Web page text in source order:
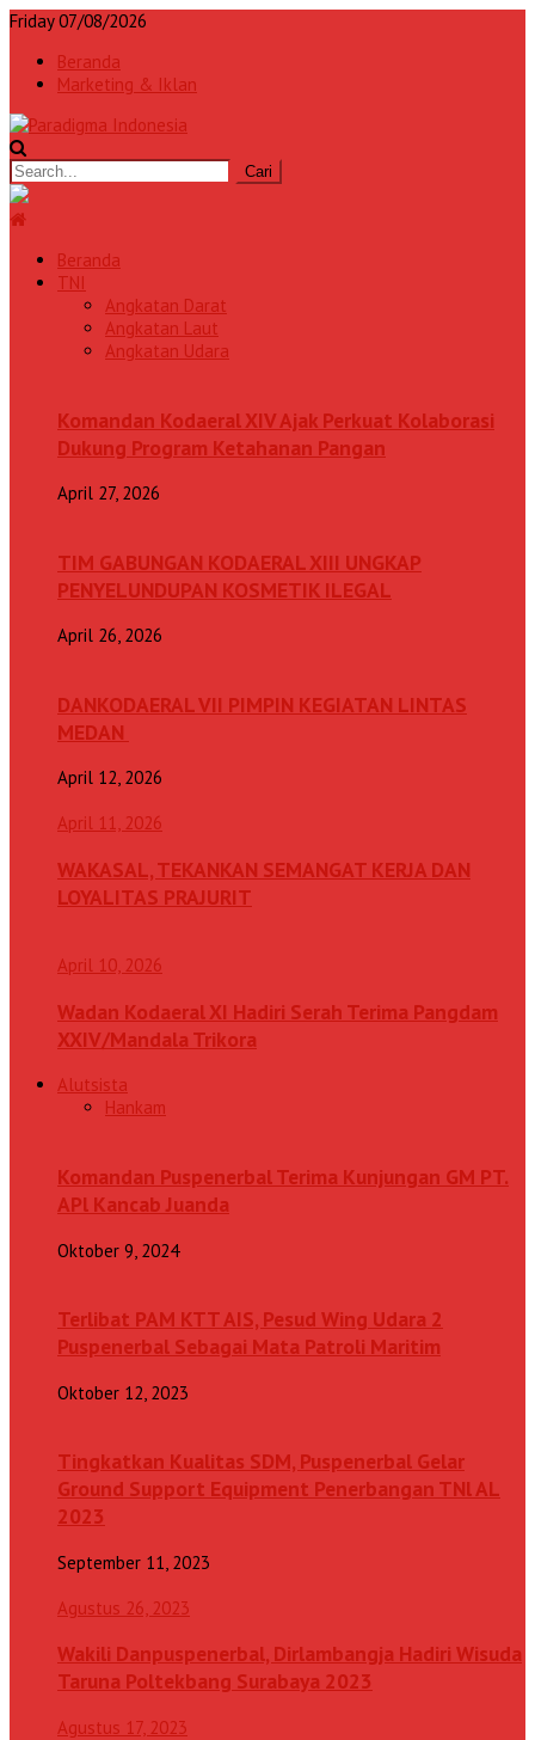
Friday 07/08/2026
Beranda
Marketing & Iklan
Beranda
TNI
Angkatan Darat
Angkatan Laut
Angkatan Udara
Komandan Kodaeral XIV Ajak Perkuat Kolaborasi
Dukung Program Ketahanan Pangan
April 27, 2026
TIM GABUNGAN KODAERAL XIII UNGKAP
PENYELUNDUPAN KOSMETIK ILEGAL
April 26, 2026
DANKODAERAL VII PIMPIN KEGIATAN LINTAS
MEDAN
April 12, 2026
April 11, 2026
WAKASAL, TEKANKAN SEMANGAT KERJA DAN
LOYALITAS PRAJURIT
April 10, 2026
Wadan Kodaeral XI Hadiri Serah Terima Pangdam
XXIV/Mandala Trikora
Alutsista
Hankam
Komandan Puspenerbal Terima Kunjungan GM PT.
APl Kancab Juanda
Oktober 9, 2024
Terlibat PAM KTT AIS, Pesud Wing Udara 2
Puspenerbal Sebagai Mata Patroli Maritim
Oktober 12, 2023
Tingkatkan Kualitas SDM, Puspenerbal Gelar
Ground Support Equipment Penerbangan TNl AL
2023
September 11, 2023
Agustus 26, 2023
Wakili Danpuspenerbal, Dirlambangja Hadiri Wisuda
Taruna Poltekbang Surabaya 2023
Agustus 17, 2023